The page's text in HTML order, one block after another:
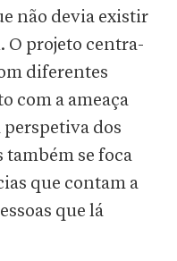
não devia existir
O projeto centra-
diferentes
com a ameaça
perspetiva dos
também se foca
que contam a
que lá